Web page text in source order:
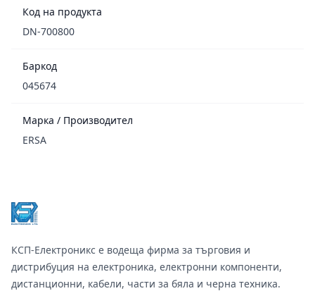
Код на продукта
DN-700800
Баркод
045674
Марка / Производител
ERSA
КСП-Електроникс е водеща фирма за търговия и
дистрибуция на електроника, електронни компоненти,
дистанционни, кабели, части за бяла и черна техника.